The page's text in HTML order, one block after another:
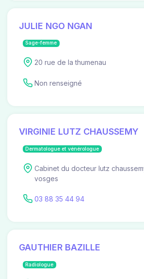
JULIE NGO NGAN
Sage-femme
20 rue de la thumenau
Non renseigné
VIRGINIE LUTZ CHAUSSEMY
Dermatologue et vénérologue
Cabinet du docteur lutz
vosges
03 88 35 44 94
GAUTHIER BAZILLE
Radiologue